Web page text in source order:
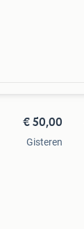
€ 50,00
Gisteren